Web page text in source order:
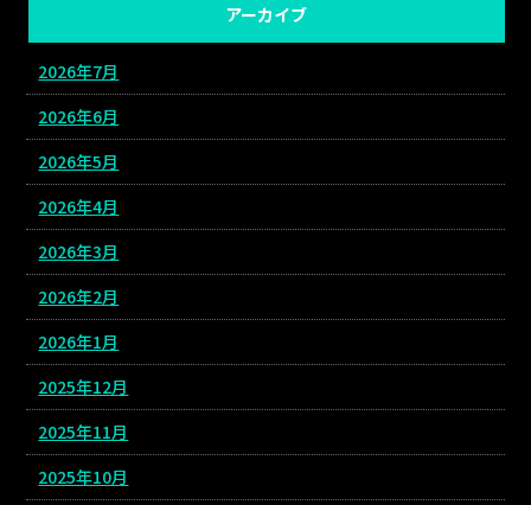
アーカイブ
2026年7月
2026年6月
2026年5月
2026年4月
2026年3月
2026年2月
2026年1月
2025年12月
2025年11月
2025年10月